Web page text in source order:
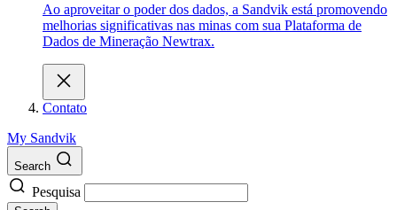
Ao aproveitar o poder dos dados, a Sandvik está promovendo
melhorias significativas nas minas com sua Plataforma de
Dados de Mineração Newtrax.
Contato
My Sandvik
Search
Pesquisa